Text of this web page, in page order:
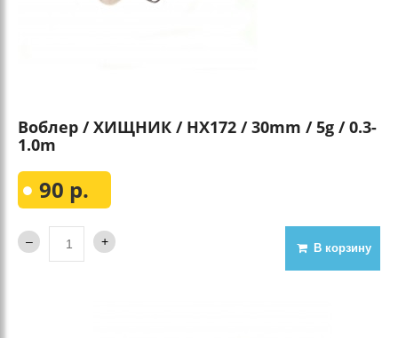
Воблер / ХИЩНИК / HX172 / 30mm / 5g / 0.3-
1.0m
90 р.
В корзину